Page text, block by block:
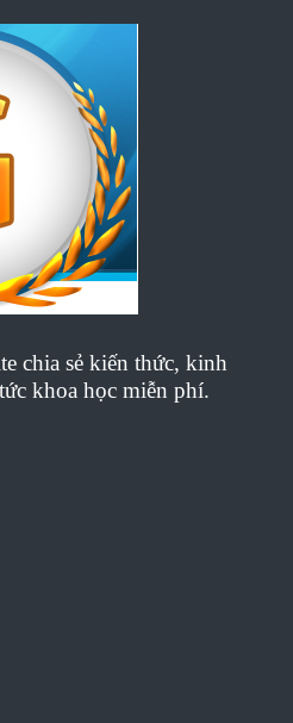
chia sẻ kiến thức, kinh
khoa học miễn phí.